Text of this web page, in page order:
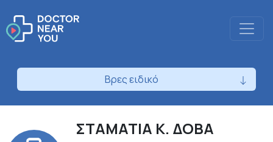
Βρες ειδικό
ΣΤΑΜΑΤΙΑ Κ. ΔΟΒΑ